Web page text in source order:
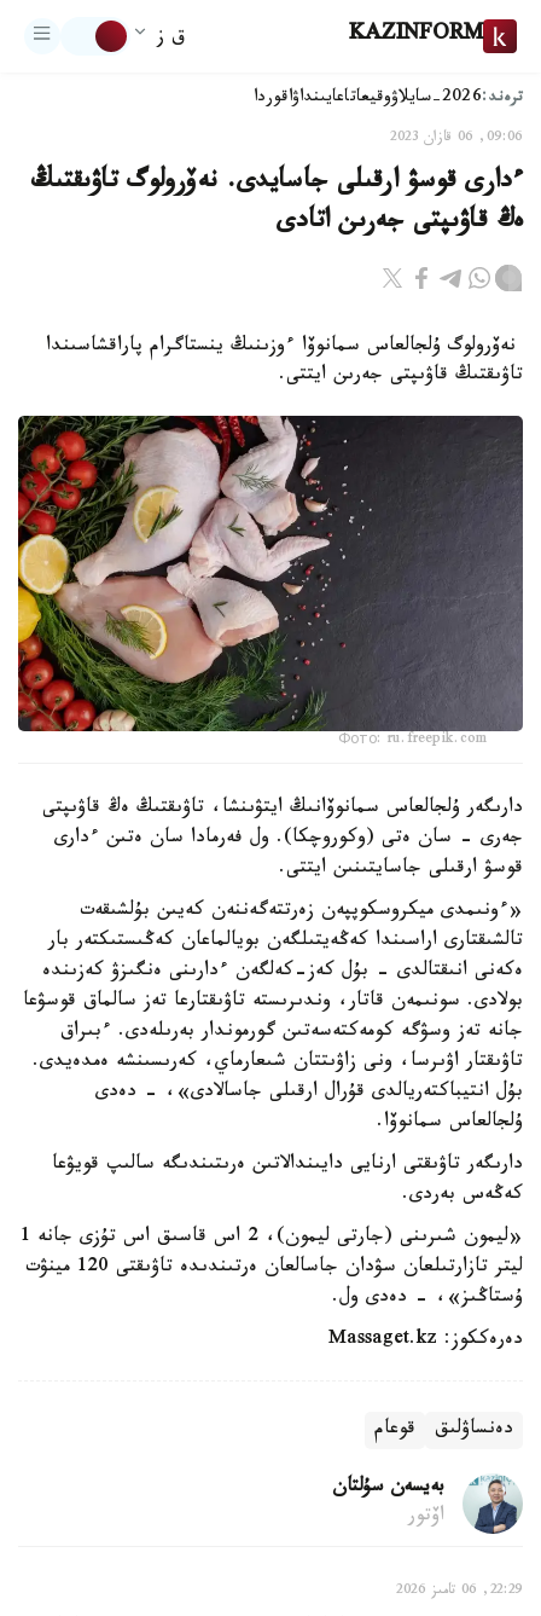
KAZINFORM ق ز
ترەند:2026-سايلاۋ وقيعاتاعايىنداۋاقوردا
09:06, 06 قازان 2023
ءدارى قوسۋ ارقىلى جاسايدى. نەۆرولوگ تاۋىقتىڭ
ەڭ قاۋىپتى جەرىن اتادى
نەۆرولوگ ۇلجالعاس سمانوۆا ءوزىنىڭ ينستاگرام پاراقشاسىندا
تاۋىقتىڭ قاۋىپتى جەرىن ايتتى.
Фото: ru.freepik.com
دارىگەر ۇلجالعاس سمانوۆانىڭ ايتۋىنشا، تاۋىقتىڭ ەڭ قاۋىپتى
جەرى - سان ەتى (وكوروچكا). ول فەرمادا سان ەتىن ءدارى
قوسۋ ارقىلى جاسايتىنىن ايتتى.
«ءونىمدى ميكروسكوپپەن زەرتتەگەننەن كەيىن بۇلشىقەت
تالشىقتارى اراسىندا كەڭەيتىلگەن بويالماعان كەڭىستىكتەر بار
ەكەنى انىقتالدى - بۇل كەز-كەلگەن ءدارىنى ەنگىزۋ كەزىندە
بولادى. سونىمەن قاتار، وندىرىستە تاۋىقتارعا تەز سالماق قوسۋعا
جانە تەز وسۋگە كومەكتەسەتىن گورموندار بەرىلەدى. ءبىراق
تاۋىقتار اۋىرسا، ونى زاۋىتتان شىعارماي، كەرىسىنشە ەمدەيدى.
بۇل انتيباكتەريالدى قۇرال ارقىلى جاسالادى»، - دەدى
ۇلجالعاس سمانوۆا.
دارىگەر تاۋىقتى ارنايى دايىندالاتىن ەرىتىندىگە سالىپ قويۋعا
كەڭەس بەردى.
«ليمون شىرىنى (جارتى ليمون)، 2 اس قاسىق اس تۇزى جانە 1
ليتر تازارتىلعان سۋدان جاسالعان ەرتىندىدە تاۋىقتى 120 مينۋت
ۇستاڭىز»، - دەدى ول.
دەرەككوز: Massaget.kz
دەنساۋلىق قوعام
بەيسەن سۇلتان
اۆتور
22:29, 06 تامىز 2026